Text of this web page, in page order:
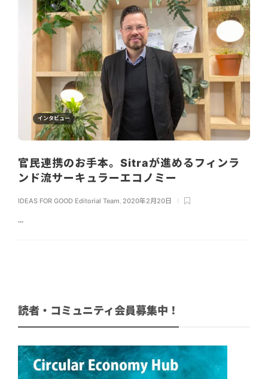
インタビュー
官民連携のお手本。Sitraが進めるフィンラ
ンド流サーキュラーエコノミー
IDEAS FOR GOOD Editorial Team, 2020年2月20日
...
読者・コミュニティ会員募集中！